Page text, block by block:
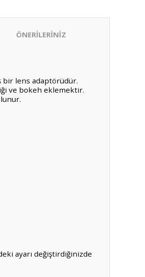
ÖNERİLERİNİZ
bir lens adaptörüdür.
ve bokeh eklemektir.
ayarı değiştirdiğinizde